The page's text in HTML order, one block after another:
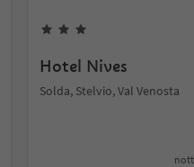
Hotel Nives
Solda, Stelvio, Val Venosta